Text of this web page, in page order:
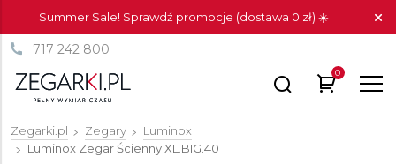
Summer Sale! Sprawdź promocje (dostawa 0 zł) ☀️
717 242 800
0
Zegarki.pl Zegary
Luminox
Luminox Zegar ŚciennyXL.BIG.40